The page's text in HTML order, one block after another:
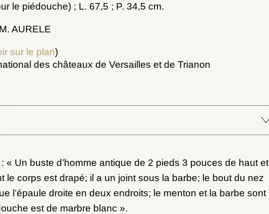
le piédouche) ; L. 67,5 ; P. 34,5 cm.
AURELE
sur le plan)
des châteaux de Versailles et de Trianon
« Un buste d’homme antique de 2 pieds 3 pouces de haut et
le corps est drapé; il a un joint sous la barbe; le bout du nez
l’épaule droite en deux endroits; le menton et la barbe sont
est de marbre blanc ».
dossier où ajouter la notice